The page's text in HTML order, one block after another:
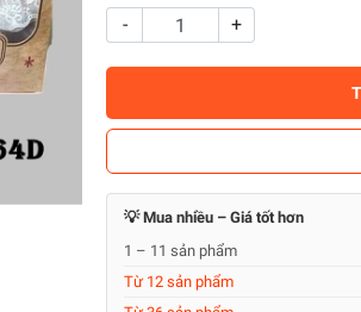
-
+
💡 Mua nhiều – Giá tốt hơn
1 – 11 sản phẩm
Từ 12 sản phẩm